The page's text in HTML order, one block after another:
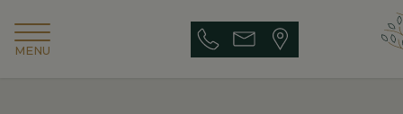
MENU